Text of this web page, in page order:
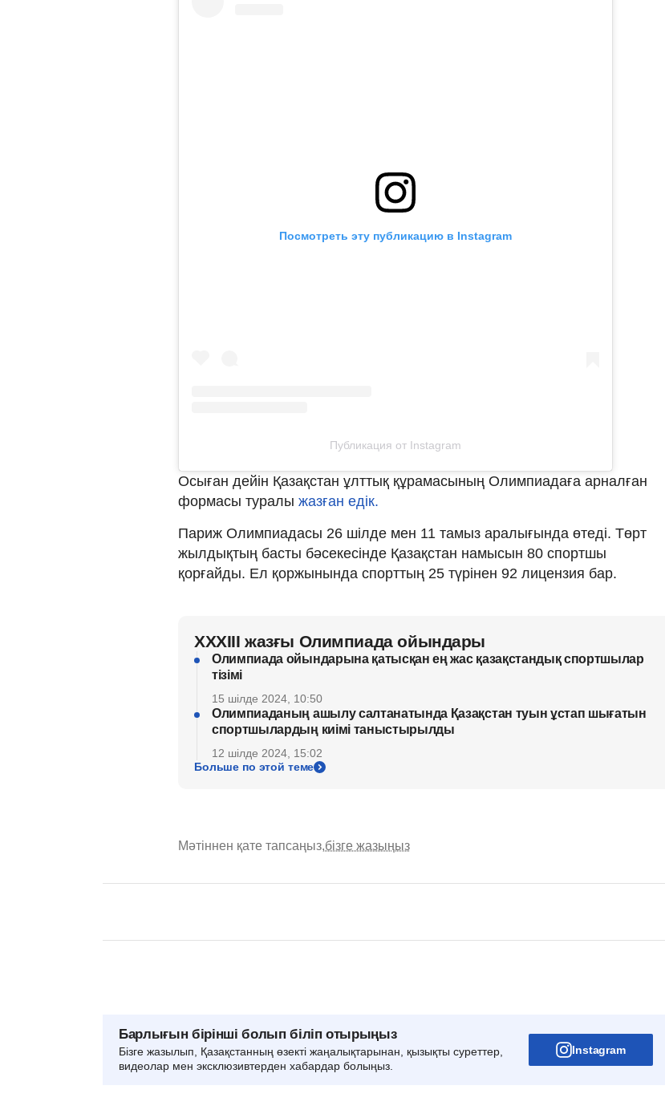
Посмотреть эту публикацию в Instagram
Публикация от Instagram
Осыған дейін Қазақстан ұлттық құрамасының Олимпиадаға арналған
формасы туралы жазған едік.
Париж Олимпиадасы 26 шілде мен 11 тамыз аралығында өтеді. Төрт
жылдықтың басты бәсекесінде Қазақстан намысын 80 спортшы
қорғайды. Ел қоржынында спорттың 25 түрінен 92 лицензия бар.
XXXIII жазғы Олимпиада ойындары
Олимпиада ойындарына қатысқан ең жас қазақстандық спортшылар
тізімі
15 шілде 2024, 10:50
Олимпиаданың ашылу салтанатында Қазақстан туын ұстап шығатын
спортшылардың киімі таныстырылды
12 шілде 2024, 15:02
Больше по этой теме
Мәтіннен қате тапсаңыз,бізге жазыңыз
Барлығын бірінші болып біліп отырыңыз
Бізге жазылып, Қазақстанның өзекті жаңалықтарынан, қызықты суреттер,
видеолар мен эксклюзивтерден хабардар болыңыз.
Instagram